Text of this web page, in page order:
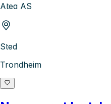
Atea AS
Sted
Trondheim